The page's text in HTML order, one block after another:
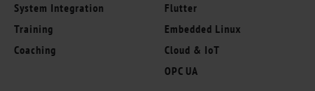
System Integration
Training
Coaching
Flutter
Embedded Linux
Cloud & IoT
OPC UA